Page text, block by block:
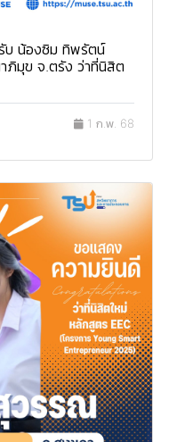
บ น้องซิม ทิพรัตน์
ภิมุข จ.ตรัง ว่าที่นิสิต
1 ก.พ. 68